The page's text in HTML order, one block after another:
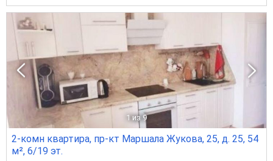
1 из 9
2-комн квартира, пр-кт Маршала Жукова, 25, д. 25, 54
м², 6/19 эт.